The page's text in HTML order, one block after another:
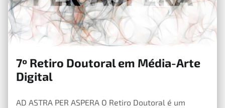
7º Retiro Doutoral em Média-Arte
Digital
AD ASTRA PER ASPERA O Retiro Doutoral é um
12 de Junho, 2019